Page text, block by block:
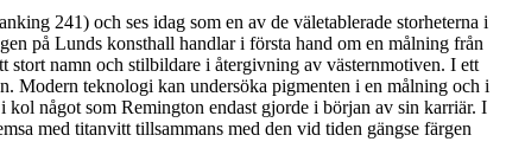
241) och ses idag som en av de väletablerade storheterna i
på Lunds konsthall handlar i första hand om en målning från
stort namn och stilbildare i återgivning av västernmotiven. I ett
Modern teknologi kan undersöka pigmenten i en målning och i
något som Remington endast gjorde i början av sin karriär. I
med titanvitt tillsammans med den vid tiden gängse färgen